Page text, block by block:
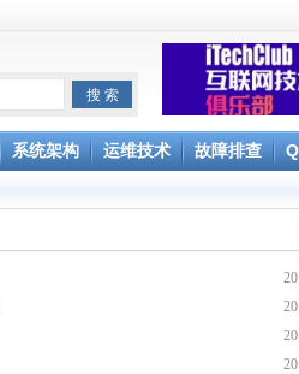
系统架构 运维技术 故障排查